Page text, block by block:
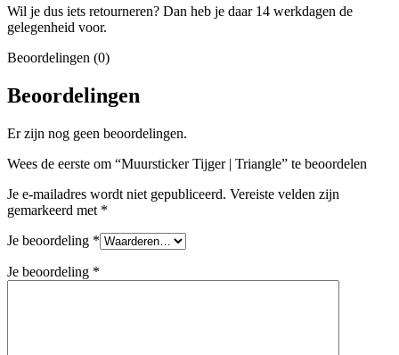
Wil je dus iets retourneren? Dan heb je daar 14 werkdagen de
gelegenheid voor.
Beoordelingen (0)
Beoordelingen
Er zijn nog geen beoordelingen.
Wees de eerste om “Muursticker Tijger | Triangle” te beoordelen
Je e-mailadres wordt niet gepubliceerd. Vereiste velden zijn
gemarkeerd met *
Je beoordeling *
Je beoordeling *